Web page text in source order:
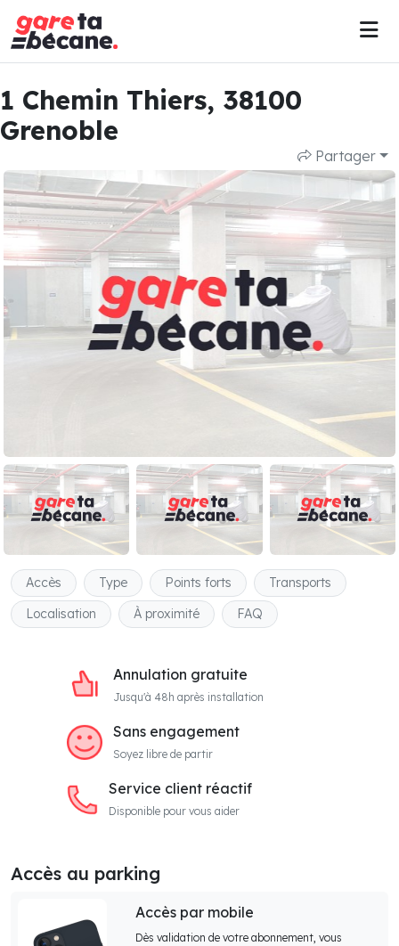
1 Chemin Thiers, 38100
Grenoble
Partager
Accès Type Points forts
Transports
Localisation
À proximité FAQ
Annulation gratuite
Jusqu'à 48h après installation
Sans engagement
Soyez libre de partir
Service client réactif
Disponible pour vous aider
Accès au parking
Accès par mobile
Dès validation de votre abonnement, vous